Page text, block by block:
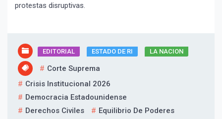
protestas disruptivas.
EDITORIAL ESTADO DE RI LA NACION
Corte Suprema
Crisis Institucional 2026
Democracia Estadounidense
Derechos Civiles
Equilibrio De Poderes